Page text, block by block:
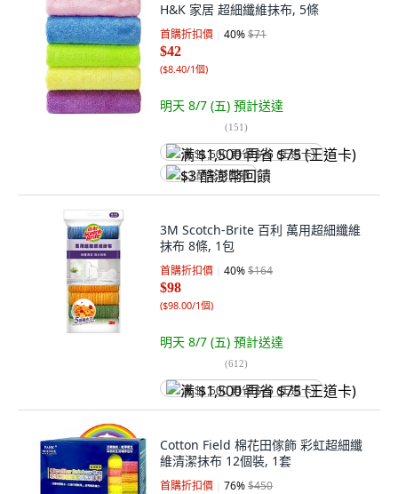
H&K 家居 超細纖維抹布, 5條
首購折扣價 40%$71
$42
($8.40/1個)
明天 8/7 (五) 預計送達
(151)
满 $1,500 再省 $75 (王道卡)
$3 酷澎幣回饋
3M Scotch-Brite 百利 萬用超細纖維
抹布 8條, 1包
首購折扣價 40%$164
$98
($98.00/1個)
明天 8/7 (五) 預計送達
(612)
满 $1,500 再省 $75 (王道卡)
Cotton Field 棉花田傢飾 彩虹超細纖
維清潔抹布 12個裝, 1套
首購折扣價 76%$450